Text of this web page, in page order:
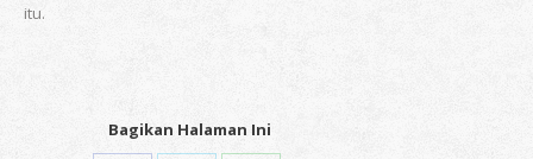
itu.
Bagikan Halaman Ini